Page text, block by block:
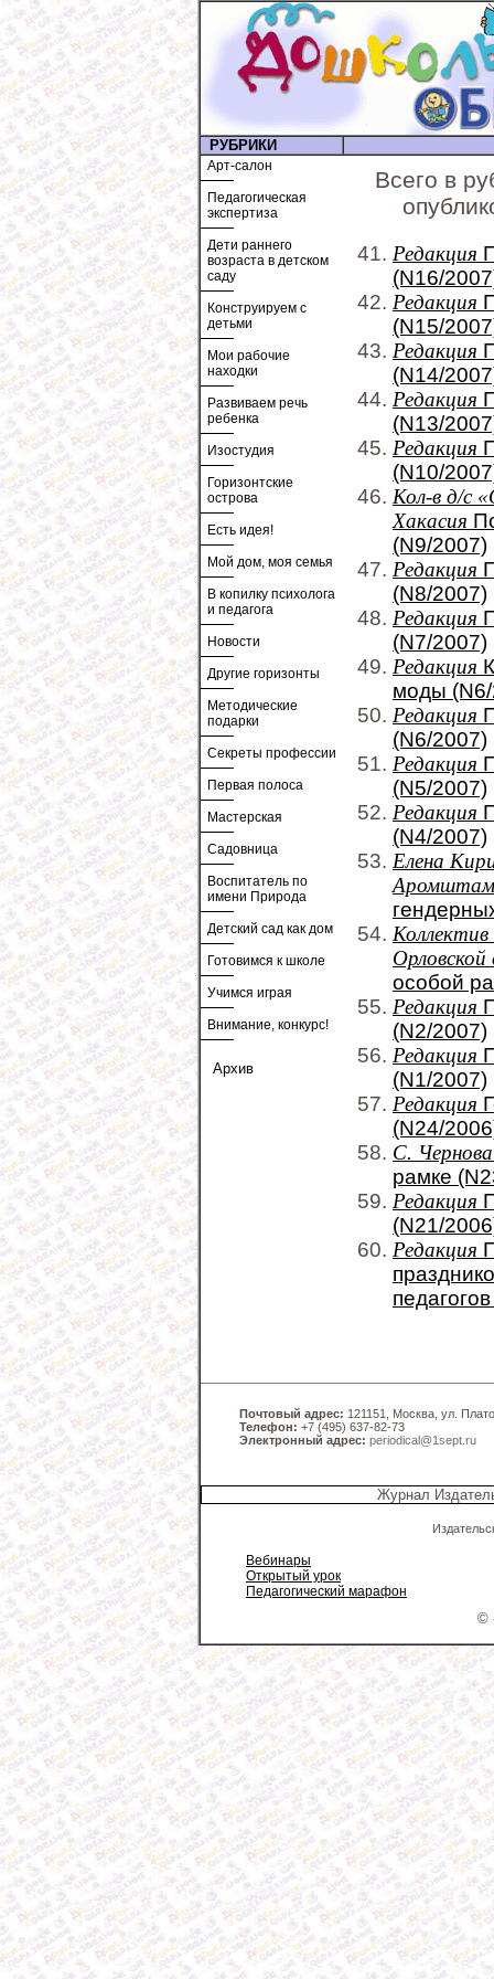
РУБРИКИ
Арт-салон
Педагогическая
экспертиза
Дети раннего
возраста в детском
саду
Конструируем с
детьми
Мои рабочие
находки
Развиваем речь
ребенка
Изостудия
Горизонтские
острова
Есть идея!
Мой дом, моя семья
В копилку психолога
и педагога
Новости
Другие горизонты
Методические
подарки
Секреты профессии
Первая полоса
Мастерская
Садовница
Воспитатель по
имени Природа
Детский сад как дом
Готовимся к школе
Учимся играя
Внимание, конкурс!
Архив
Всего в
Редакция
(N16/
Редакция
(N15/
Редакция
(N14/
Редакция
(N13/
Редакция
(N10/
Кол-в д/с
Хакасия
(N9/2007)
Редакция
(N8/2007)
Редакция
(N7/2007)
Редакция
моды
Редакция
(N6/2007)
Редакция
(N5/2007)
Редакция
(N4/2007)
Елена
Аромштам
особой
Редакция
(N2/2007)
Редакция
(N1/2007)
Редакция
(N24/
С. Чернова
рамке
Редакция
(N21/
Редакция
Почтовый адрес: 121151, Москва, ул.
Телефон: +7 (495) 637-82-73
Электронный адрес: periodical@1sept.ru
Журнал
Вебинары
Открытый урок
Педагогический марафон
©